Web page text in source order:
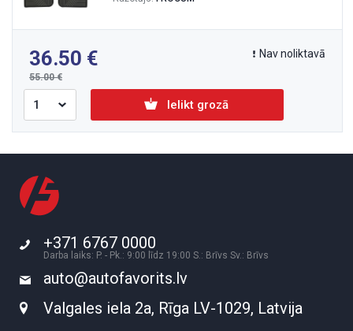
36.50
55.00
Nav noliktavā
Ielikt grozā
+371 6767 0000
Darba laiks: P. - Pk.: 9:00 līdz 19:00 S.: Brīvs Sv.: Brīvs
auto@autofavorits.lv
Valgales iela 2a, Rīga LV-1029, Latvija